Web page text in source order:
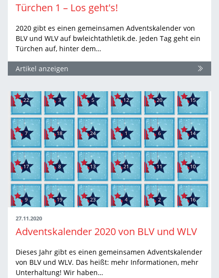
Türchen 1 – Los geht's!
2020 gibt es einen gemeinsamen Adventskalender von
BLV und WLV auf bwleichtathletik.de. Jeden Tag geht ein
Türchen auf, hinter dem…
Artikel anzeigen
27.11.2020
Adventskalender 2020 von BLV und WLV
Dieses Jahr gibt es einen gemeinsamen Adventskalender
von BLV und WLV. Das heißt: mehr Informationen, mehr
Unterhaltung! Wir haben…